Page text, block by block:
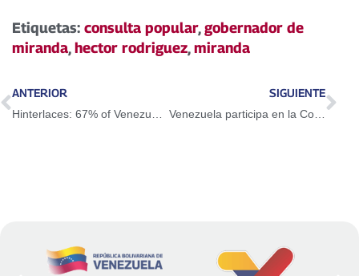
Etiquetas: consulta popular,gobernador de
miranda,hector rodriguez,miranda
ANTERIOR SIGUIENTE
Venezuela participa en la Conferencia de Naciones Unidas sobre Cambio Climático